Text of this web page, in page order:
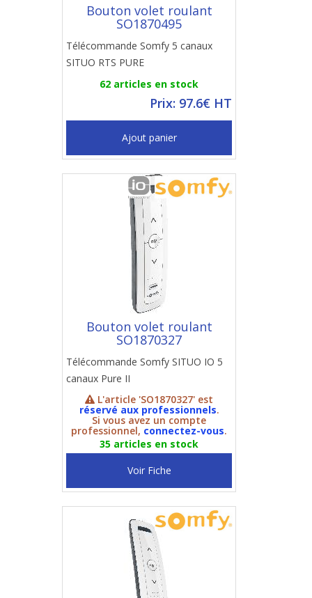
Bouton volet roulant
SO1870495
Télécommande Somfy 5 canaux
SITUO RTS PURE
62 articles en stock
Prix: 97.6€ HT
Ajout panier
Bouton volet roulant
SO1870327
Télécommande Somfy SITUO IO 5
canaux Pure II
L'article 'SO1870327' est
réservé aux professionnels.
Si vous avez un compte
professionnel, connectez-vous.
35 articles en stock
Voir Fiche